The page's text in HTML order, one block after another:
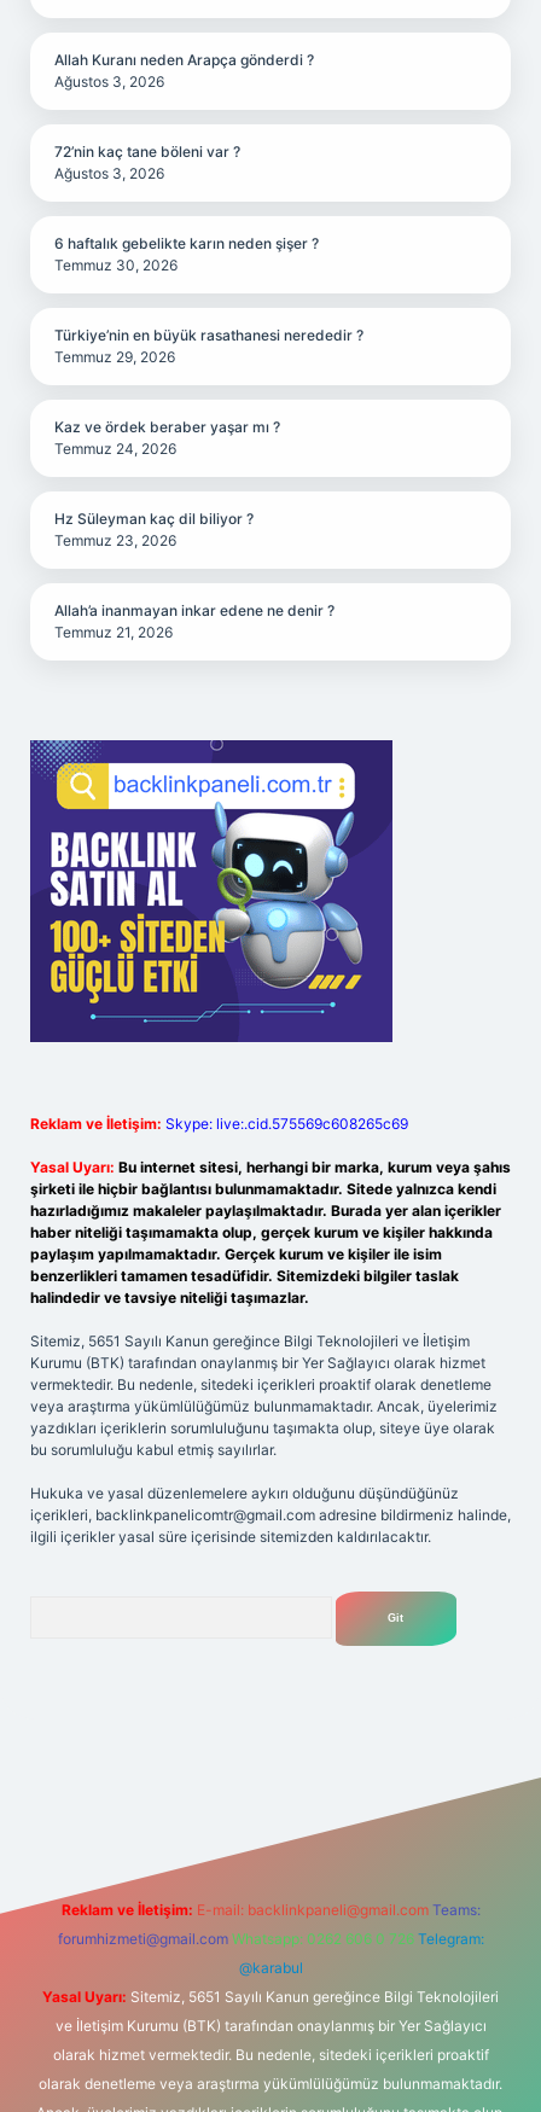
Allah Kuranı neden Arapça gönderdi ?
Ağustos 3, 2026
72’nin kaç tane böleni var ?
Ağustos 3, 2026
6 haftalık gebelikte karın neden şişer ?
Temmuz 30, 2026
Türkiye’nin en büyük rasathanesi nerededir ?
Temmuz 29, 2026
Kaz ve ördek beraber yaşar mı ?
Temmuz 24, 2026
Hz Süleyman kaç dil biliyor ?
Temmuz 23, 2026
Allah’a inanmayan inkar edene ne denir ?
Temmuz 21, 2026
Reklam ve İletişim: Skype: live:.cid.575569c608265c69
Yasal Uyarı: Bu internet sitesi, herhangi bir marka, kurum veya şahıs
şirketi ile hiçbir bağlantısı bulunmamaktadır. Sitede yalnızca kendi
hazırladığımız makaleler paylaşılmaktadır. Burada yer alan içerikler
haber niteliği taşımamakta olup, gerçek kurum ve kişiler hakkında
paylaşım yapılmamaktadır. Gerçek kurum ve kişiler ile isim
benzerlikleri tamamen tesadüfidir. Sitemizdeki bilgiler taslak
halindedir ve tavsiye niteliği taşımazlar.
Sitemiz, 5651 Sayılı Kanun gereğince Bilgi Teknolojileri ve İletişim
Kurumu (BTK) tarafından onaylanmış bir Yer Sağlayıcı olarak hizmet
vermektedir. Bu nedenle, sitedeki içerikleri proaktif olarak denetleme
veya araştırma yükümlülüğümüz bulunmamaktadır. Ancak, üyelerimiz
yazdıkları içeriklerin sorumluluğunu taşımakta olup, siteye üye olarak
bu sorumluluğu kabul etmiş sayılırlar.
Hukuka ve yasal düzenlemelere aykırı olduğunu düşündüğünüz
içerikleri, backlinkpanelicomtr@gmail.com adresine bildirmeniz halinde,
ilgili içerikler yasal süre içerisinde sitemizden kaldırılacaktır.
Reklam ve İletişim: E-mail: backlinkpaneli@gmail.com Teams:
forumhizmeti@gmail.com Whatsapp: 0262 606 0 726 Telegram:
@karabul
Yasal Uyarı: Sitemiz, 5651 Sayılı Kanun gereğince Bilgi Teknolojileri
ve İletişim Kurumu (BTK) tarafından onaylanmış bir Yer Sağlayıcı
olarak hizmet vermektedir. Bu nedenle, sitedeki içerikleri proaktif
olarak denetleme veya araştırma yükümlülüğümüz bulunmamaktadır.